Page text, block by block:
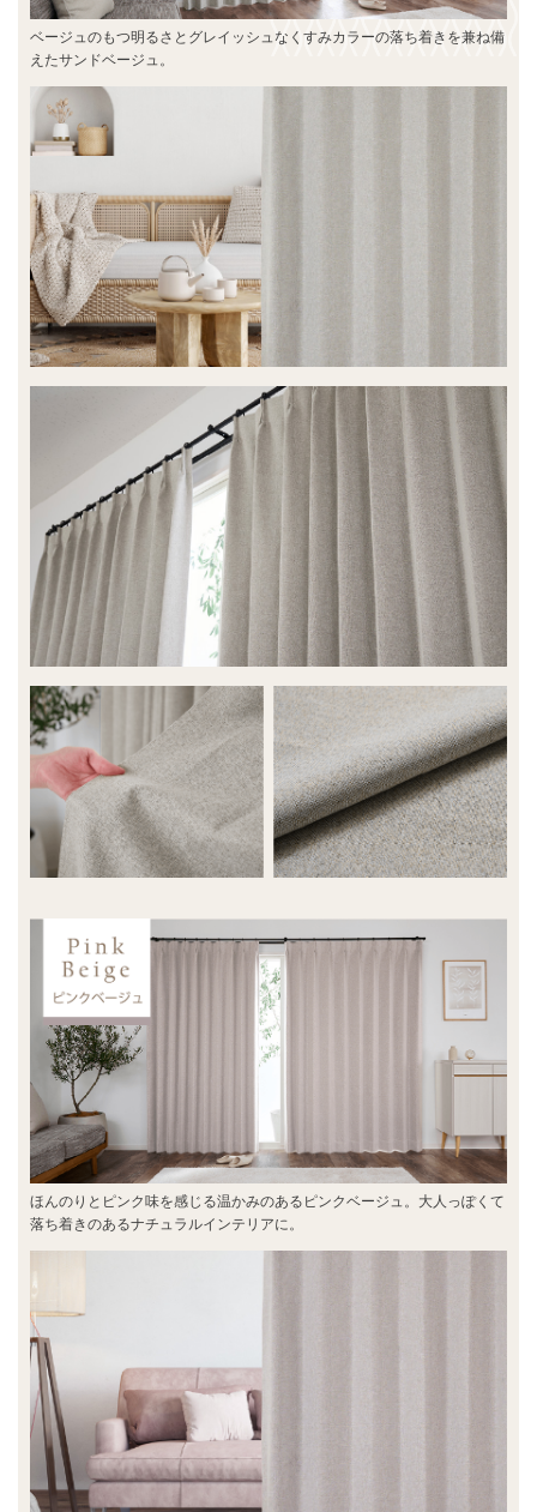
ベージュのもつ明るさとグレイッシュなくすみカラーの落ち着きを兼ね備
えたサンドベージュ。
ほんのりとピンク味を感じる温かみのあるピンクベージュ。大人っぽくて
落ち着きのあるナチュラルインテリアに。